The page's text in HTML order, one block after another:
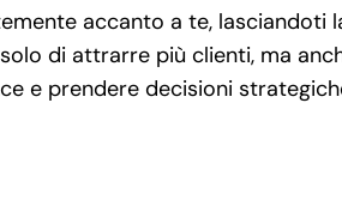
accanto a te,
di attrarre più clienti, ma
e prendere decisioni